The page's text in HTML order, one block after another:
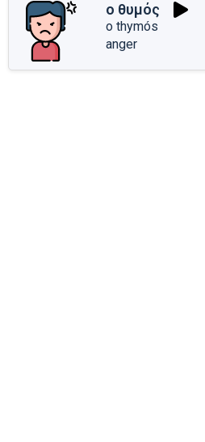
ο θυμός
o thymós
anger